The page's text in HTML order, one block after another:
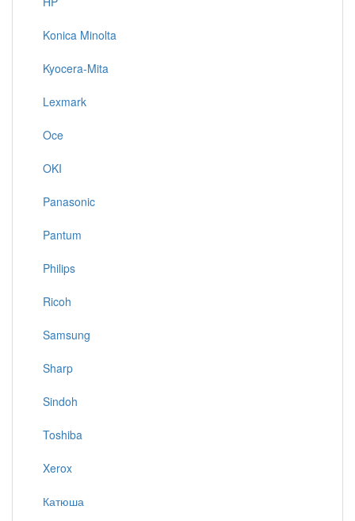
Konica Minolta
Kyocera-Mita
Lexmark
Oce
OKI
Panasonic
Pantum
Philips
Ricoh
Samsung
Sharp
Sindoh
Toshiba
Xerox
Катюша